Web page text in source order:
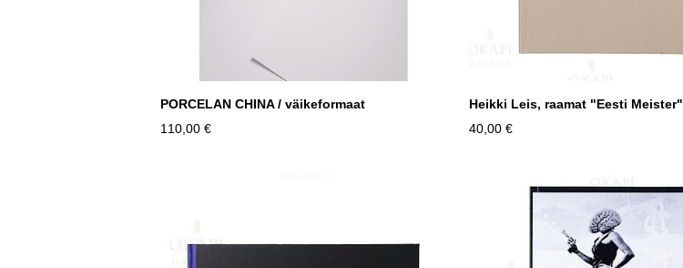
PORCELAN CHINA / väikeformaat
110,00 €
Heikki Leis, raamat "Eesti Meister"
40,00 €